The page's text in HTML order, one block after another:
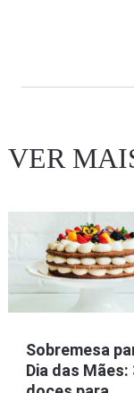
VER
Sobremesa
Dia das Mães: